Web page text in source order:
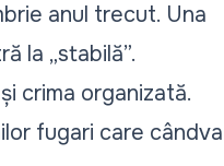
anul trecut. Una
la „stabilă”.
crima organizată.
fugari care cândva